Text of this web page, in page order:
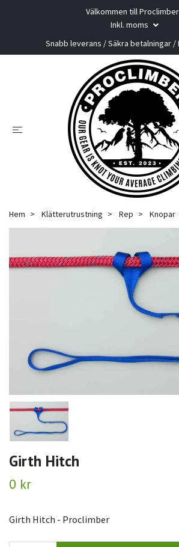
Välkommen till Proclimber
Inkl. moms
Snabb leverans / Säkra betalningar /
Hem Klätterutrustning Rep Knopar
Girth Hitch
0 kr
Girth Hitch - Proclimber